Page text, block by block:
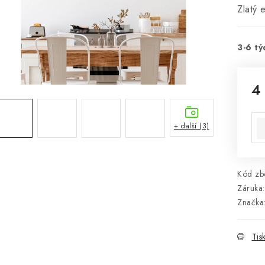
Zlatý
3-6
4
Kód
Záruka:
+ další (3)